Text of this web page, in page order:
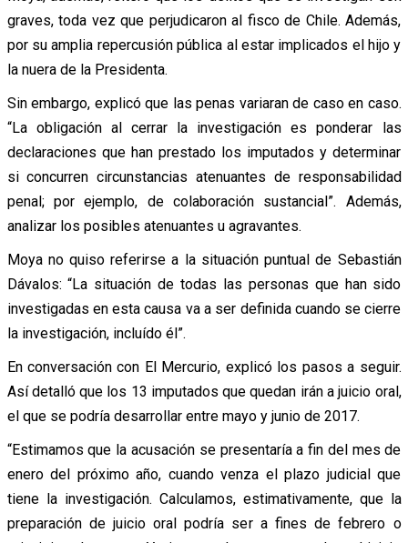
graves, toda vez que perjudicaron al fisco de Chile. Además,
por su amplia repercusión pública al estar implicados el hijo y
la nuera de la Presidenta.
Sin embargo, explicó que las penas variaran de caso en caso.
“La obligación al cerrar la investigación es ponderar las
declaraciones que han prestado los imputados y determinar
si concurren circunstancias atenuantes de responsabilidad
penal; por ejemplo, de colaboración sustancial”. Además,
analizar los posibles atenuantes u agravantes.
Moya no quiso referirse a la situación puntual de Sebastián
Dávalos: “La situación de todas las personas que han sido
investigadas en esta causa va a ser definida cuando se cierre
la investigación, incluído él”.
En conversación con El Mercurio, explicó los pasos a seguir.
Así detalló que los 13 imputados que quedan irán a juicio oral,
el que se podría desarrollar entre mayo y junio de 2017.
“Estimamos que la acusación se presentaría a fin del mes de
enero del próximo año, cuando venza el plazo judicial que
tiene la investigación. Calculamos, estimativamente, que la
preparación de juicio oral podría ser a fines de febrero o